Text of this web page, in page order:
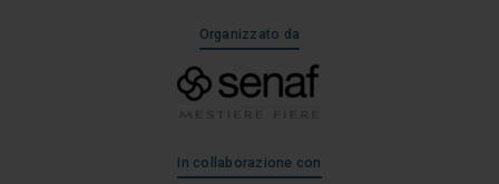
Organizzato da
In collaborazione con